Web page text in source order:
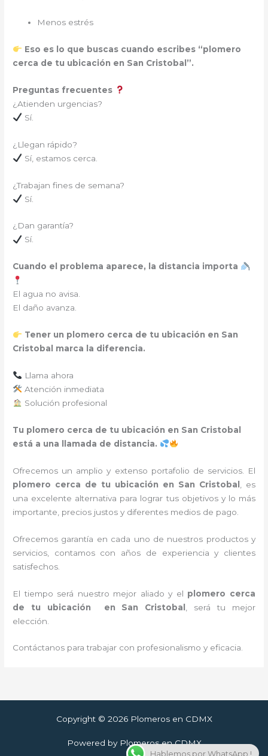
Menos estrés
Eso es lo que buscas cuando escribes “plomero
cerca de tu ubicación en San Cristobal”.
Preguntas frecuentes
¿Atienden urgencias?
Sí.
¿Llegan rápido?
Sí, estamos cerca.
¿Trabajan fines de semana?
Sí.
¿Dan garantía?
Sí.
Cuando el problema aparece, la distancia importa
El agua no avisa.
El daño avanza.
Tener un plomero cerca de tu ubicación en San
Cristobal marca la diferencia.
Llama ahora
Atención inmediata
Solución profesional
Tu plomero cerca de tu ubicación en San Cristobal
está a una llamada de distancia.
Ofrecemos un amplio y extenso portafolio de servicios. El
plomero cerca de tu ubicación en San Cristobal
, es
una excelente alternativa para lograr tus objetivos y lo más
importante, precios justos y diferentes medios de pago.
Ofrecemos garantía en cada uno de nuestros productos y
servicios, contamos con años de experiencia y clientes
satisfechos.
El tiempo será nuestro mejor aliado y el plomero cerca
de tu ubicación en San Cristobal , será tu mejor
elección.
Contáctanos para trabajar con profesionalismo y eficacia.
Copyright © 2026 Plomeros en CDMX
Powered by Plomeros en CDMX
Hablemos por WhatsApp !